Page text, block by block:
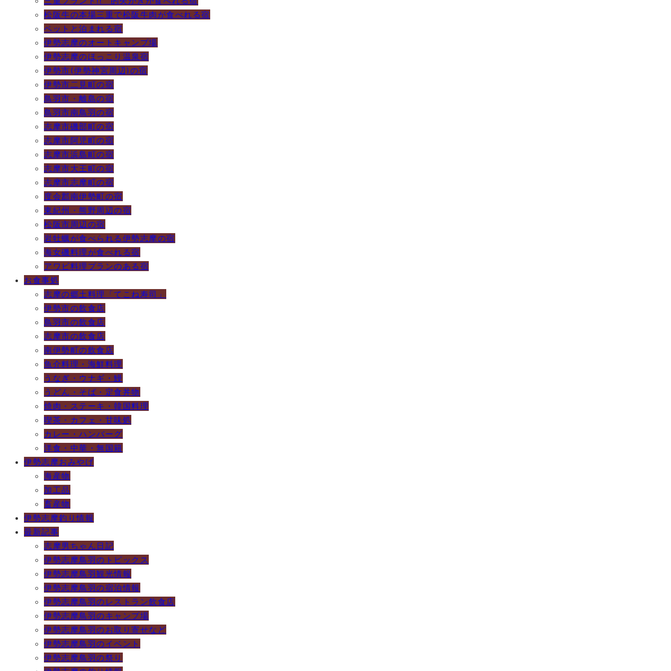
松阪牛の本場三重で松阪牛肉が食べれる宿
ペットと泊まれる宿
伊勢志摩のオートキャンプ場
伊勢志摩のほっこり温泉宿
伊勢市(伊勢神宮周辺)の宿
伊勢市二見町の宿
鳥羽市・離島の宿
鳥羽市南鳥羽の宿
志摩市磯部町の宿
志摩市阿児町の宿
志摩市浜島町の宿
志摩市大王町の宿
志摩市志摩町の宿
度会郡南伊勢町の宿
東紀州・熊野周辺の宿
松阪市周辺の宿
岩牡蠣が食べられる伊勢志摩の宿
海女磯料理が食べれる宿
アワビ料理プランのある宿
お食事処
志摩の郷土料理「てこね寿司」
伊勢市の飲食店
鳥羽市の飲食店
志摩市の飲食店
南伊勢町の飲食店
魚介料理・海鮮料理
うなぎ・ウナギ・鰻
うどん・そば・定食丼物
焼肉・ステーキ・韓国料理
喫茶・カフェ・甘味処
カレー・ハンバーグ
洋食・中華・無国籍
伊勢志摩おみやげ
海産物
加工品
畜産物
伊勢志摩釣り情報
最新記事
志摩男ちゃん日記
伊勢志摩鳥羽のトピックス
伊勢志摩鳥羽観光情報
伊勢志摩鳥羽の宿泊情報
伊勢志摩鳥羽のレストラン飲食店
伊勢志摩鳥羽のキャンプ場
伊勢志摩鳥羽のお取り寄せなど
伊勢志摩鳥羽のイベント
伊勢志摩鳥羽の祭り